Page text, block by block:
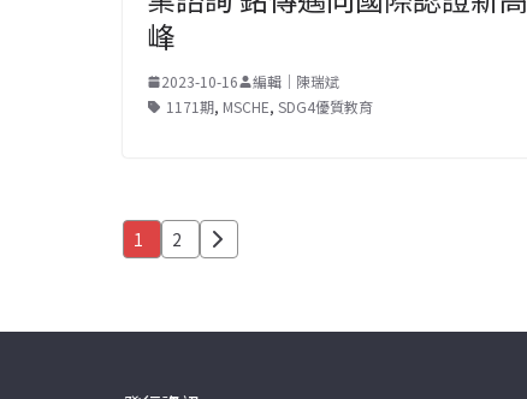
峰
2023-10-16
編輯｜陳瑞斌
1171期, MSCHE, SDG4優質教育
文
分
1 2